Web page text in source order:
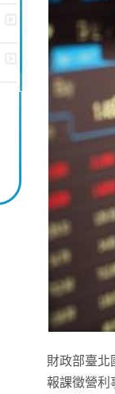
財政部臺北
報課徵營利